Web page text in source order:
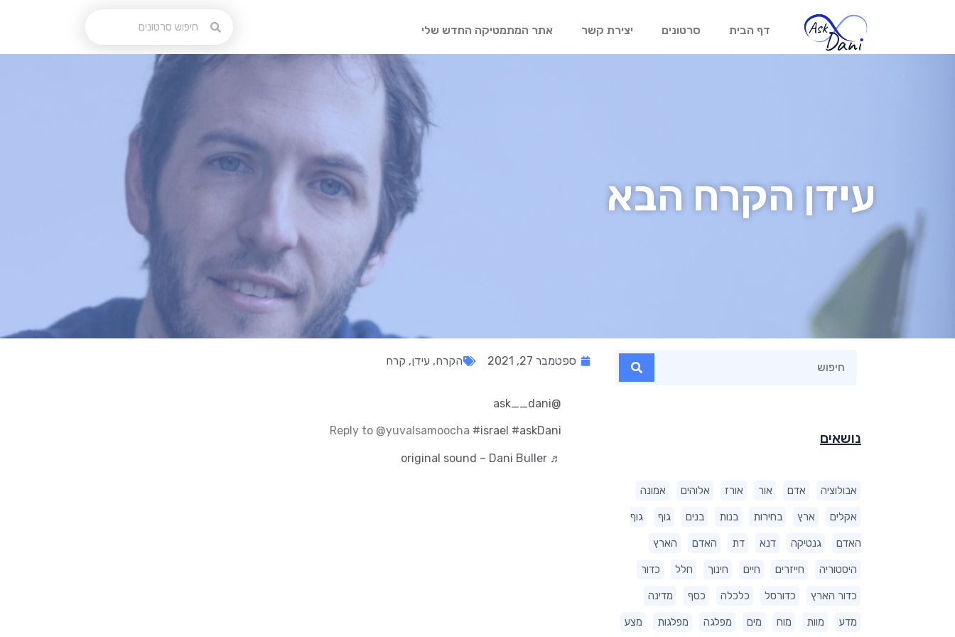
דף הבית סרטונים יצירת קשר אתר המתמטיקה החדש שלי
עידן הקרח הבא
נושאים
אבולוציה אדם אור אורז אלוהים אמונה
אקלים ארץ בחירות בנות בנים גוף גוף
האדם גנטיקה דנא דת האדם הארץ
היסטוריה חייזרים חיים חינוך חלל כדור
כדור הארץ כדורסל כלכלה כסף מדינה
מדע מוות מוח מים מפלגה מפלגות מצע
ספטמבר 27, 2021 הקרח, עידן, קרח
@ask__dani
Reply to @yuvalsamoocha #israel #askDani
♬ original sound – Dani Buller